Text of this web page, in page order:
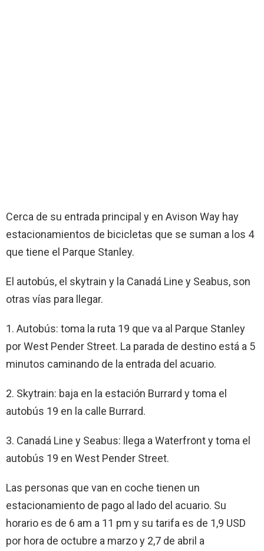
Cerca de su entrada principal y en Avison Way hay
estacionamientos de bicicletas que se suman a los 4
que tiene el Parque Stanley.
El autobús, el skytrain y la Canadá Line y Seabus, son
otras vías para llegar.
1. Autobús: toma la ruta 19 que va al Parque Stanley
por West Pender Street. La parada de destino está a 5
minutos caminando de la entrada del acuario.
2. Skytrain: baja en la estación Burrard y toma el
autobús 19 en la calle Burrard.
3. Canadá Line y Seabus: llega a Waterfront y toma el
autobús 19 en West Pender Street.
Las personas que van en coche tienen un
estacionamiento de pago al lado del acuario. Su
horario es de 6 am a 11 pm y su tarifa es de 1,9 USD
por hora de octubre a marzo y 2,7 de abril a